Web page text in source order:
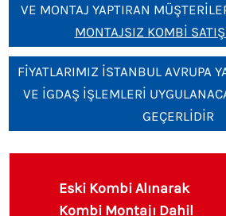
VE MONTAJ YAPTIRAN
MONTAJSIZ KOMBİ
FİYATLARIMIZ İSTANBUL AVRUPA
VE İGDAŞ İŞLEMLERİ
GEÇERLİDİR
Eski Kombi Alınarak
Kombi Montajı Dahil
Baymak